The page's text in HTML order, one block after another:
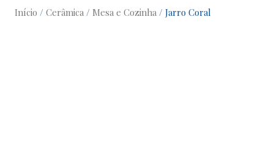
Início / Cerâmica / Mesa e Cozinha / Jarro Coral